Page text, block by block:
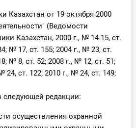
Казахстан от 19 октября 2000
(Ведомости
Казахстан, 2000 г., № 14-15, ст.
№ 17, ст. 155; 2004 г., № 23, ст.
№ 8, ст. 52; 2008 г., № 12, ст. 51;
24, ст. 122; 2010 г., № 24, ст. 149;
следующей редакции:
осуществления охранной